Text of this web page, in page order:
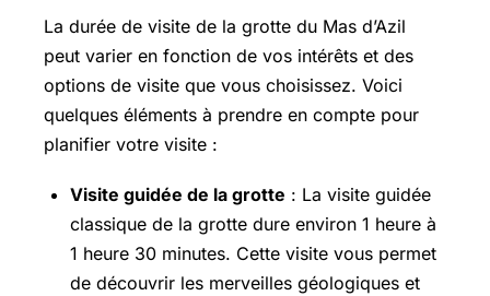
La durée de visite de la grotte du Mas d’Azil
peut varier en fonction de vos intérêts et des
options de visite que vous choisissez. Voici
quelques éléments à prendre en compte pour
planifier votre visite :
Visite guidée de la grotte : La visite guidée
classique de la grotte dure environ 1 heure à
1 heure 30 minutes. Cette visite vous permet
de découvrir les merveilles géologiques et